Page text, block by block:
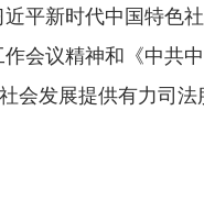
平新时代中国特色
会议精神和《中共
会发展提供有力司